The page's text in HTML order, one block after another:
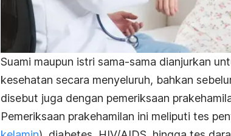
Suami maupun istri sama-sama dianjurkan
kesehatan secara menyeluruh, bahkan
disebut juga dengan pemeriksaan
Pemeriksaan prakehamilan ini meliputi tes